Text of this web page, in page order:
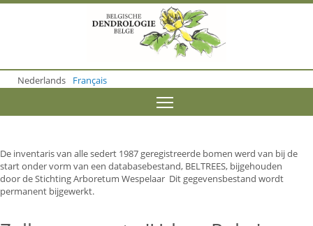
o
m
o
n
t
e
n
Nederlands Français
De inventaris van alle sedert 1987 geregistreerde bomen werd van bij de
start onder vorm van een databasebestand, BELTREES, bijgehouden
door de Stichting Arboretum Wespelaar Dit gegevensbestand wordt
permanent bijgewerkt.